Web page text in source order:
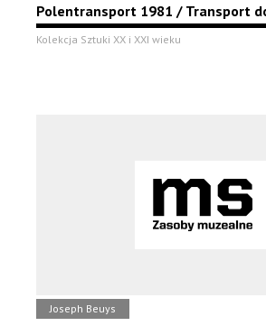
Polentransport 1981 / Transport
Kolekcja Sztuki XX i XXI wieku
Joseph Beuys